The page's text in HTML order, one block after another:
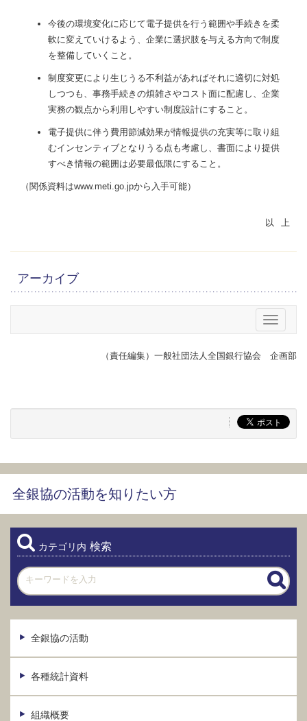
今後の環境変化に応じて電子提供を行う範囲や手続きを柔
軟に変えていけるよう、企業に選択肢を与える方向で制度
を整備していくこと。
制度変更により生じうる不利益があればそれに適切に対処
しつつも、事務手続きの煩雑さやコスト面に配慮し、企業
実務の観点から利用しやすい制度設計にすること。
電子提供に伴う費用節減効果が情報提供の充実等に取り組
むインセンティブとなりうる点も考慮し、書面により提供
すべき情報の範囲は必要最低限にすること。
（関係資料はwww.meti.go.jpから入手可能）
アーカイブ
（責任編集）一般社団法人全国銀行協会 企画部
メニュ
全銀協の活動を知りたい方
カテゴリ内 検索
全銀協の活動
各種統計資料
組織概要